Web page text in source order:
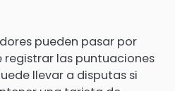
pueden pasar por
las puntuaciones
llevar a disputas si